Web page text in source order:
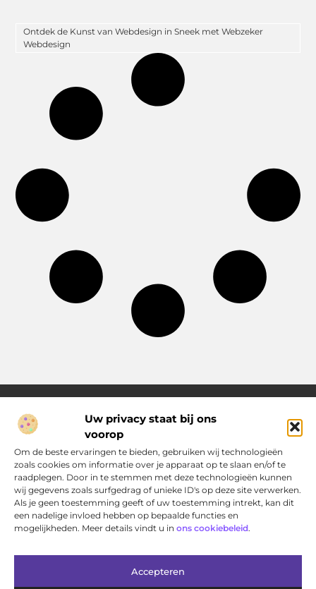
Uw privacy staat bij ons
voorop
Om de beste ervaringen te bieden, gebruiken wij technologieën
zoals cookies om informatie over je apparaat op te slaan en/of te
raadplegen. Door in te stemmen met deze technologieën kunnen
wij gegevens zoals surfgedrag of unieke ID's op deze site verwerken.
Als je geen toestemming geeft of uw toestemming intrekt, kan dit
een nadelige invloed hebben op bepaalde functies en
mogelijkheden. Meer details vindt u in ons cookiebeleid.
Accepteren
Ontdek de Kunst van Webdesign in Sneek met Webzeker
Webdesign
Over Pakhuisdelft.nl
Jouw bron voor dagelijkse inspiratie en praktische ideeën
Bij PakhuisDelft.nl vind je een gevarieerd aanbod aan artikelen
en blogs die je helpen om jouw dag nét wat leuker, slimmer en
eenvoudiger te maken.
Main Links
Bericht categorie